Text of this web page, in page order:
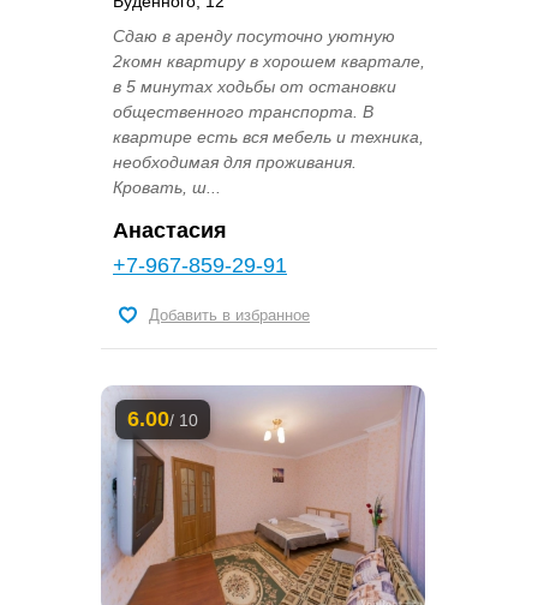
Сдаю в аренду посуточно уютную
2комн квартиру в хорошем квартале,
в 5 минутах ходьбы от остановки
общественного транспорта. В
квартире есть вся мебель и техника,
необходимая для проживания.
Кровать, ш...
Анастасия
+7-967-859-29-91
Добавить в избранное
6.00/ 10